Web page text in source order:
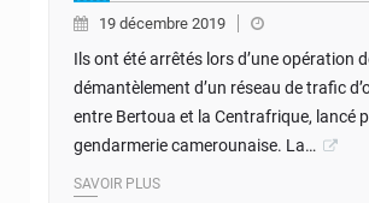
19 décembre 2019
Ils ont été arrêtés lors d’une opération
démantèlement d’un réseau de trafic
entre Bertoua et la Centrafrique, lancé
gendarmerie camerounaise. La…
SAVOIR PLUS